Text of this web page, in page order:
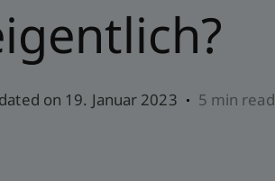
on 19. Januar 2023 5 min read